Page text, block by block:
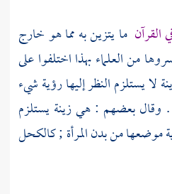
القرآن ما يتزين به مما هو خارج
من العلماء بهذا اختلفوا على
يستلزم النظر إليها رؤية شيء
. وقال بعضهم : هي زينة يستلزم
موضعها من بدن المرأة ; كالكحل